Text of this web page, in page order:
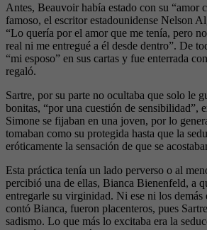
Antes, Beauvoir había estado con su “amor
famoso, el escritor estadounidense Nelson
“Lo quería por el amor que me tenía, pero
real ni me entregué a él desde dentro”. De
“mi esposo” en sus cartas y fue enterrada
regaló.
Sartre, por su parte no ocultaba que solo le
bonitas, “por una cuestión de sensibilidad”,
Simone se fijaban en una joven, por lo
tomaban como su protegida hasta que la
eróticamente la sensación de que se
Esta práctica tenía un lado perverso o al
percibió una de ellas, Bianca Bienenfeld, a
entregarle su virginidad. Ni ese ni los demás
contó Bianca, fueron placenteros, pues
sadismo. Lo que más lo excitaba era la